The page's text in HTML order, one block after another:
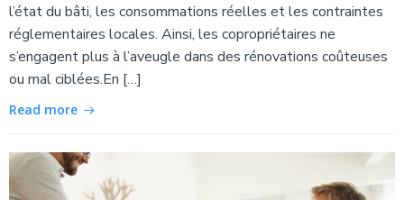
l’état du bâti, les consommations réelles et les contraintes
réglementaires locales. Ainsi, les copropriétaires ne
s’engagent plus à l’aveugle dans des rénovations coûteuses
ou mal ciblées.En […]
Read more